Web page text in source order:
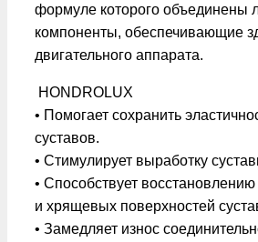
формуле которого объединены
компоненты, обеспечивающие
двигательного аппарата.
HONDROLUX
• Помогает сохранить
суставов.
• Стимулирует выработку
• Способствует
и хрящевых поверхностей
• Замедляет износ